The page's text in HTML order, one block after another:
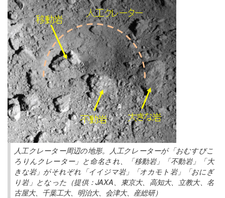
人工クレーター周辺の地形。人工クレーターが「おむすびこ
ろりんクレーター」と命名され、「移動岩」「不動岩」「大
きな岩」がそれぞれ「イイジマ岩」「オカモト岩」「おにぎ
り岩」となった（提供：JAXA、東京大、高知大、立教大、名
古屋大、千葉工大、明治大、会津大、産総研）